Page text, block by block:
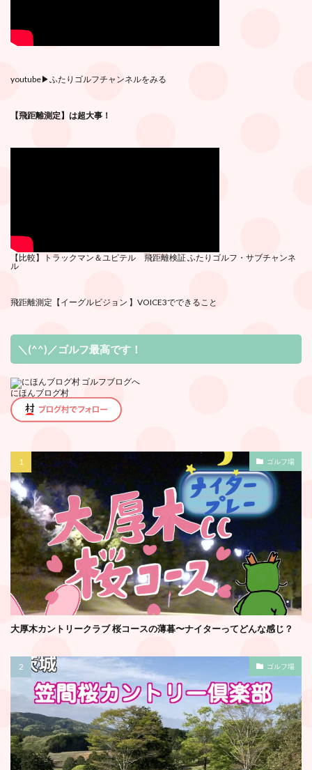
youtube▶︎ふたりゴルフチャンネルをみる
【飛距離測定】は超大事！
【比較】トラックマン＆ユピテル 飛距離検証ふたりゴルフ・サブチ ャンネ
ル
飛距離測定 【イーグルビジョン 】VOICE3でできること
＼(^^)／ゴルフ最高です！
にほんブログ村
ゴルフ場
大厚木カントリークラブ 桜コースの薄暮〜ナイターってどんな感じ？
ゴルフ場